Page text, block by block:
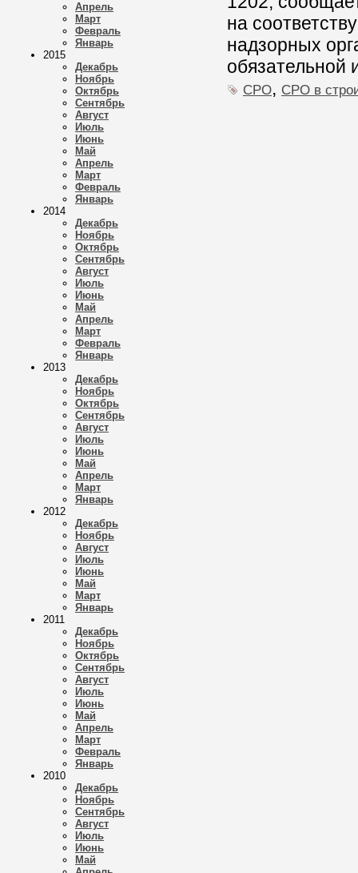
Апрель
Март
Февраль
Январь
2015
Декабрь
Ноябрь
Октябрь
Сентябрь
Август
Июль
Июнь
Май
Апрель
Март
Февраль
Январь
2014
Декабрь
Ноябрь
Октябрь
Сентябрь
Август
Июль
Июнь
Май
Апрель
Март
Февраль
Январь
2013
Декабрь
Ноябрь
Октябрь
Сентябрь
Август
Июль
Июнь
Май
Апрель
Март
Январь
2012
Декабрь
Ноябрь
Август
Июль
Июнь
Май
Март
Январь
2011
Декабрь
Ноябрь
Октябрь
Сентябрь
Август
Июль
Июнь
Май
Апрель
Март
Февраль
Январь
2010
Декабрь
Ноябрь
Сентябрь
Август
Июль
Июнь
Май
на
надзорных
СРО, СРО в